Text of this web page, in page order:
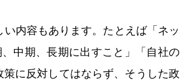
内容もあります。たとえば「ネッ
中期、長期に出すこと」「自社の
に反対してはならず、そうした政